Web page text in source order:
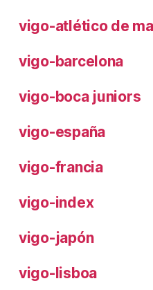
vigo-atlético de
vigo-barcelona
vigo-boca juniors
vigo-españa
vigo-francia
vigo-index
vigo-japón
vigo-lisboa